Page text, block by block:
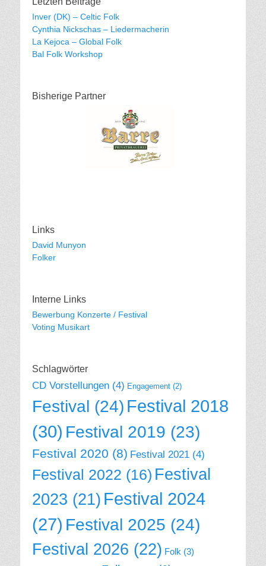
Inver (DK) – Celtic Folk
Cynthia Nickschas – Liedermacherin
La Kejoca – Global Folk
Bal Folk Workshop
Bisherige Partner
Links
David Munyon
Folker
Interne Links
Bewerbung Konzerte / Festival
Voting Musikart
Schlagwörter
CD Vorstellungen (4) Engagement (2)
Festival (24) Festival 2018
(30) Festival 2019 (23)
Festival 2020 (8) Festival 2021 (4)
Festival 2022 (16) Festival
2023 (21) Festival 2024
(27) Festival 2025 (24)
Festival 2026 (22) Folk (3)